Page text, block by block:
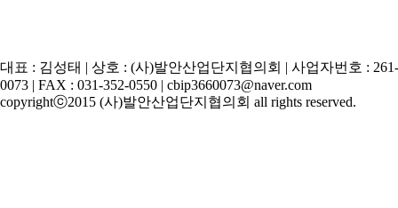
대표 : 김성태 | 상호 : (사)발안산업단지협의회 | 사업자번호 :
0073 | FAX : 031-352-0550 | cbip3660073@naver.com
copyrightⓒ2015 (사)발안산업단지협의회 all rights reserved.